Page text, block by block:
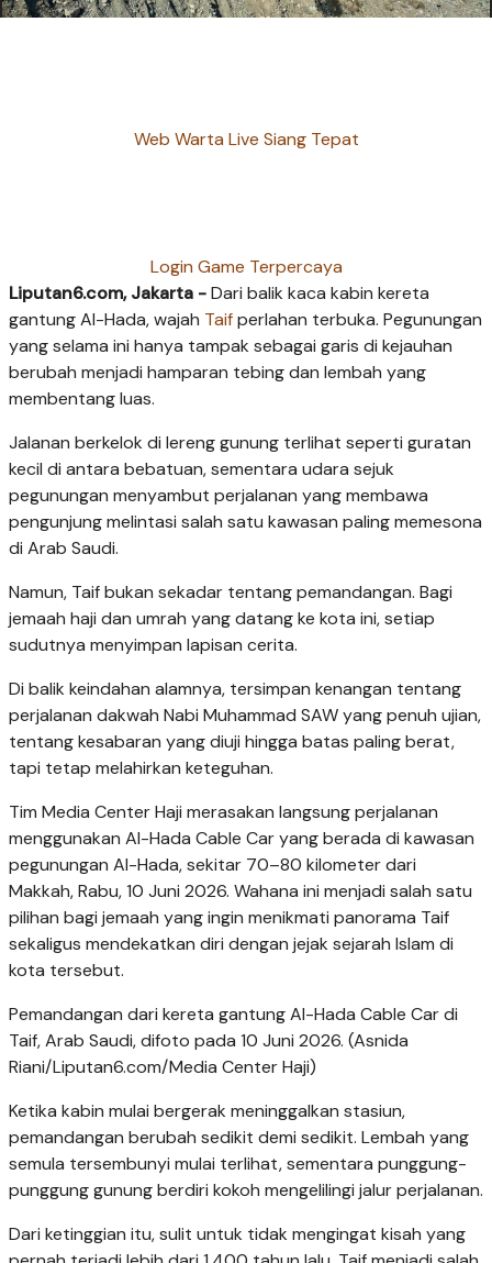
Web Warta Live Siang Tepat
Login Game Terpercaya
Liputan6.com, Jakarta -Dari balik kaca kabin kereta
gantung Al-Hada, wajah Taifperlahan terbuka. Pegunungan
yang selama ini hanya tampak sebagai garis di kejauhan
berubah menjadi hamparan tebing dan lembah yang
membentang luas.
Jalanan berkelok di lereng gunung terlihat seperti guratan
kecil di antara bebatuan, sementara udara sejuk
pegunungan menyambut perjalanan yang membawa
pengunjung melintasi salah satu kawasan paling memesona
di Arab Saudi.
Namun, Taif bukan sekadar tentang pemandangan. Bagi
jemaah haji dan umrah yang datang ke kota ini, setiap
sudutnya menyimpan lapisan cerita.
Di balik keindahan alamnya, tersimpan kenangan tentang
perjalanan dakwah Nabi Muhammad SAW yang penuh ujian,
tentang kesabaran yang diuji hingga batas paling berat,
tapi tetap melahirkan keteguhan.
Tim Media Center Haji merasakan langsung perjalanan
menggunakan Al-Hada Cable Car yang berada di kawasan
pegunungan Al-Hada, sekitar 70–80 kilometer dari
Makkah, Rabu, 10 Juni 2026. Wahana ini menjadi salah satu
pilihan bagi jemaah yang ingin menikmati panorama Taif
sekaligus mendekatkan diri dengan jejak sejarah Islam di
kota tersebut.
Pemandangan dari kereta gantung Al-Hada Cable Car di
Taif, Arab Saudi, difoto pada 10 Juni 2026. (Asnida
Riani/Liputan6.com/Media Center Haji)
Ketika kabin mulai bergerak meninggalkan stasiun,
pemandangan berubah sedikit demi sedikit. Lembah yang
semula tersembunyi mulai terlihat, sementara punggung-
punggung gunung berdiri kokoh mengelilingi jalur perjalanan.
Dari ketinggian itu, sulit untuk tidak mengingat kisah yang